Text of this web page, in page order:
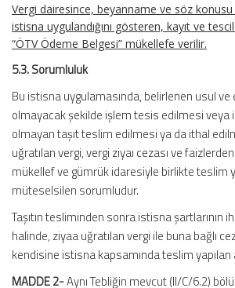
Vergi dairesince, beyanname ve söz
istisna uygulandığını gösteren, kayıt ve
“ÖTV Ödeme Belgesi” mükellefe verilir.
5.3. Sorumluluk
Bu istisna uygulamasında, belirlenen usul
olmayacak şekilde işlem tesis edilmesi veya
olmayan taşıt teslim edilmesi ya da ithal
uğratılan vergi, vergi ziyaı cezası ve
mükellef ve gümrük idaresiyle birlikte teslim
müteselsilen sorumludur.
Taşıtın tesliminden sonra istisna şartlarının
halinde, ziyaa uğratılan vergi ile buna bağlı
kendisine istisna kapsamında teslim yapılan
MADDE 2-Aynı Tebliğin mevcut (II/C/6.2)